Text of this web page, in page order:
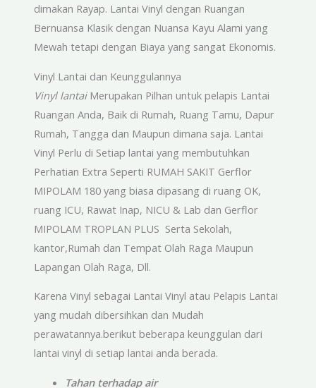
dimakan Rayap. Lantai Vinyl dengan Ruangan
Bernuansa Klasik dengan Nuansa Kayu Alami yang
Mewah tetapi dengan Biaya yang sangat Ekonomis.
Vinyl Lantai dan Keunggulannya
Vinyl lantaiMerupakan Pilhan untuk pelapis Lantai
Ruangan Anda, Baik di Rumah, Ruang Tamu, Dapur
Rumah, Tangga dan Maupun dimana saja. Lantai
Vinyl Perlu di Setiap lantai yang membutuhkan
Perhatian Extra Seperti RUMAH SAKIT Gerflor
MIPOLAM 180 yang biasa dipasang di ruang OK,
ruang ICU, Rawat Inap, NICU & Lab dan Gerflor
MIPOLAM TROPLAN PLUS Serta Sekolah,
kantor,Rumah dan Tempat Olah Raga Maupun
Lapangan Olah Raga, Dll.
Karena Vinyl sebagai Lantai Vinyl atau Pelapis Lantai
yang mudah dibersihkan dan Mudah
perawatannya.berikut beberapa keunggulan dari
lantai vinyl di setiap lantai anda berada.
Tahan terhadap air